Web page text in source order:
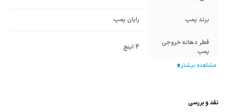
برند پمپ رایان پمپ
قطر دهانه خروجی
پمپ
4 اینچ
شناور
نقد و بررسی